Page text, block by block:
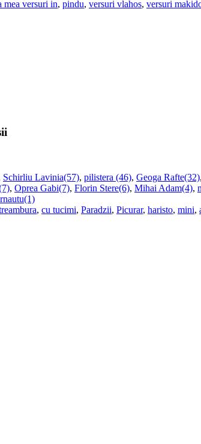
mea versuri in, pindu, versuri vlahos, versuri
Schirliu Lavinia(57), pilistera (46), Geoga Rafte(32),
, Oprea Gabi(7), Florin Stere(6), Mihai Adam(4),
, cu tucimi, Paradzii, Picurar, haristo, mini,